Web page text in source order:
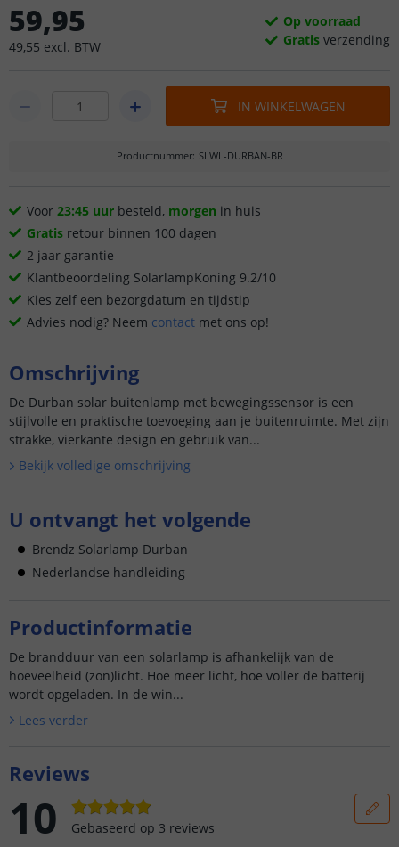
59,95
49,55 excl. BTW
Op voorraad
Gratis verzending
IN WINKELWAGEN
Productnummer: SLWL-DURBAN-BR
Voor 23:45 uur besteld, morgen in huis
Gratis retour binnen 100 dagen
2 jaar garantie
Klantbeoordeling SolarlampKoning 9.2/10
Kies zelf een bezorgdatum en tijdstip
Advies nodig? Neem contact met ons op!
Omschrijving
De Durban solar buitenlamp met bewegingssensor is een
stijlvolle en praktische toevoeging aan je buitenruimte. Met zijn
strakke, vierkante design en gebruik van...
Bekijk volledige omschrijving
U ontvangt het volgende
Brendz Solarlamp Durban
Nederlandse handleiding
Productinformatie
De brandduur van een solarlamp is afhankelijk van de
hoeveelheid (zon)licht. Hoe meer licht, hoe voller de batterij
wordt opgeladen. In de win...
Lees verder
Reviews
10 Gebaseerd op 3 reviews